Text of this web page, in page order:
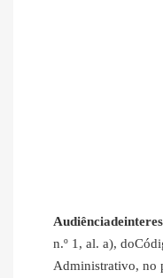
n.º 1, al. a),
Administrativo, no